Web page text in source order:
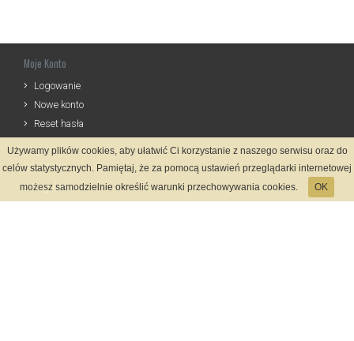
Moje Konto
Logowanie
Nowe konto
Reset hasła
Informacje
Regulamin
Używamy plików cookies, aby ułatwić Ci korzystanie z naszego serwisu oraz do
celów statystycznych. Pamiętaj, że za pomocą ustawień przeglądarki internetowej
możesz samodzielnie określić warunki przechowywania cookies.
OK